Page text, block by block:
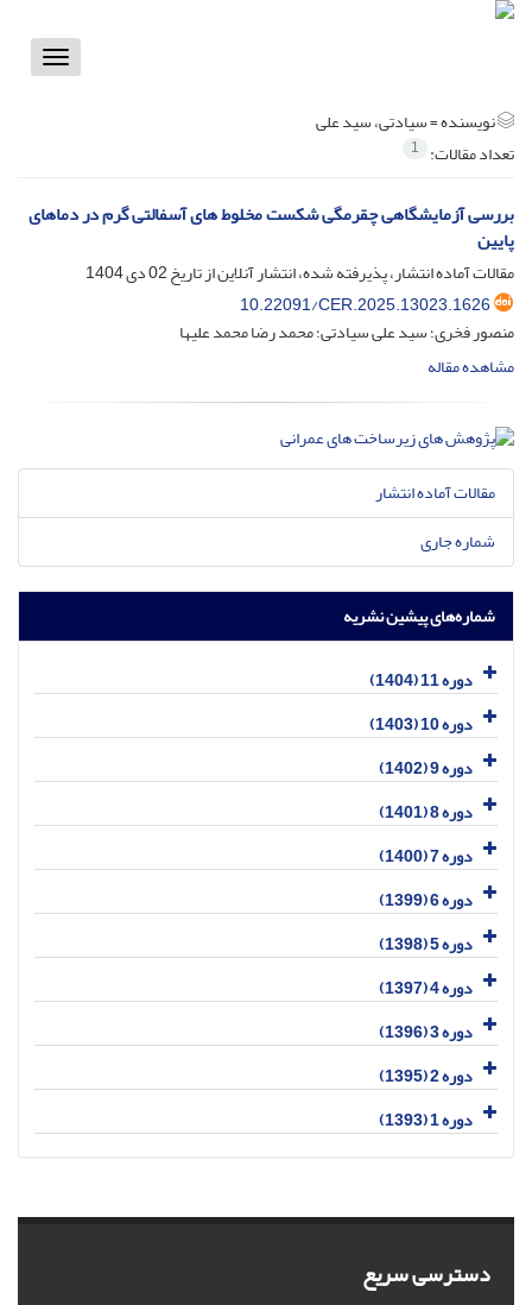
Toggle
نویسنده =سیادتی، سید علی
تعداد مقالات: 1
بررسی آزمایشگاهی چقرمگی شکست مخلوط های آسفالتی گرم در دماهای
پایین
مقالات آماده انتشار، پذیرفته شده، انتشار آنلاین از تاریخ02 دی 1404
10.22091/CER.2025.13023.1626
منصور فخری؛ سید علی سیادتی؛ محمد رضا محمد علیها
مشاهده مقاله
مقالات آماده انتشار
شماره جاری
شماره‌های پیشین نشریه
دوره 11 (1404)
دوره 10 (1403)
دوره 9 (1402)
دوره 8 (1401)
دوره 7 (1400)
دوره 6 (1399)
دوره 5 (1398)
دوره 4 (1397)
دوره 3 (1396)
دوره 2 (1395)
دوره 1 (1393)
دسترسی سریع